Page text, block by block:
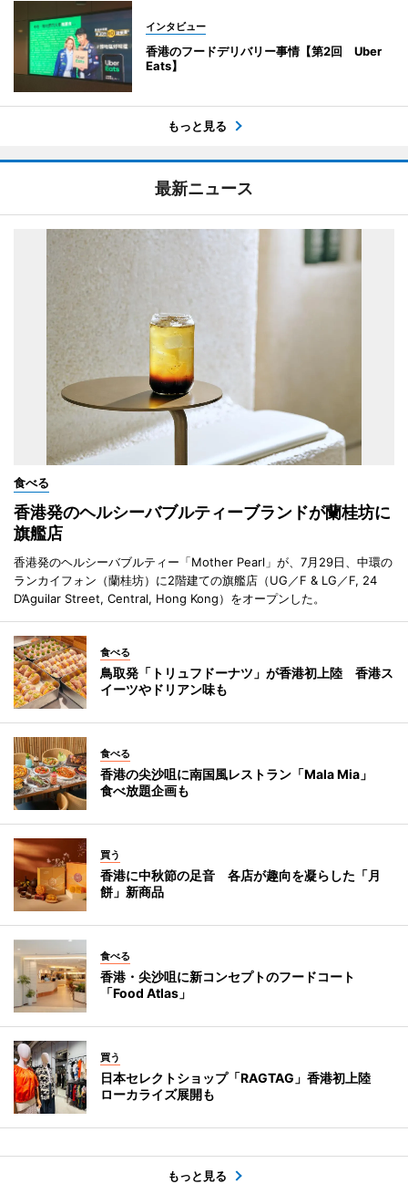
インタビュー
香港のフードデリバリー事情【第2回 Uber
Eats】
もっと見る
最新ニュース
食べる
香港発のヘルシーバブルティーブランドが蘭桂坊に
旗艦店
香港発のヘルシーバブルティー「Mother Pearl」が、7月29日、中環の
ランカイフォン（蘭桂坊）に2階建ての旗艦店（UG／F & LG／F, 24
D’Aguilar Street, Central, Hong Kong）をオープンした。
食べる
鳥取発「トリュフドーナツ」が香港初上陸 香港ス
イーツやドリアン味も
食べる
香港の尖沙咀に南国風レストラン「Mala Mia」
食べ放題企画も
買う
香港に中秋節の足音 各店が趣向を凝らした「月
餅」新商品
食べる
香港・尖沙咀に新コンセプトのフードコート
「Food Atlas」
買う
日本セレクトショップ「RAGTAG」香港初上陸
ローカライズ展開も
もっと見る